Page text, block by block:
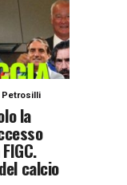
Petrosilli
la
calcio